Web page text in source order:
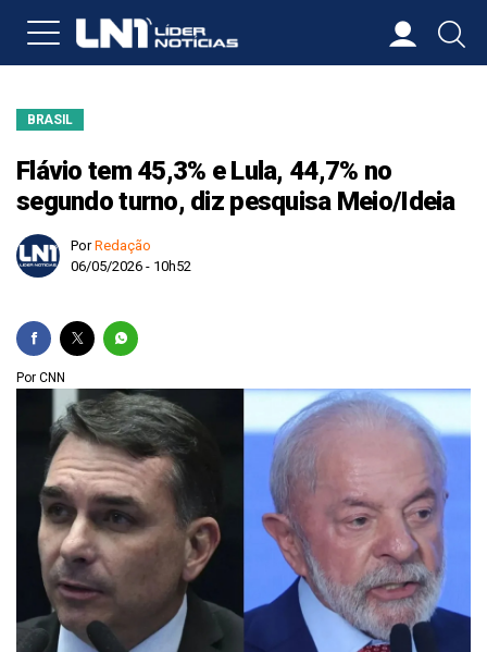
BRASIL
Flávio tem 45,3% e Lula, 44,7% no
segundo turno, diz pesquisa Meio/Ideia
PorRedação
06/05/2026 - 10h52
Por CNN